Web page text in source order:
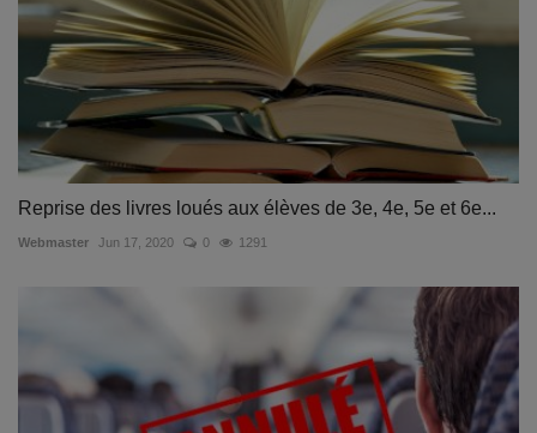
Reprise des livres loués aux élèves de 3e, 4e, 5e et 6e...
Webmaster Jun 17, 2020 0 1291